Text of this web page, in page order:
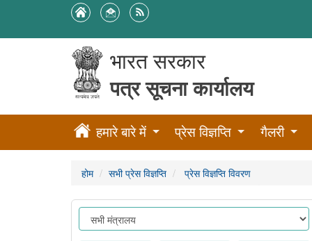
भारत सरकार
पत्र सूचना कार्यालय
हमारे बारे में प्रेस विज्ञप्ति गैलरी
होम सभी प्रेस विज्ञप्ति प्रेस विज्ञप्ति विवरण